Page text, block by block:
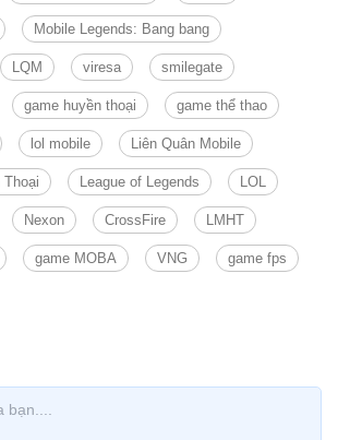
Mobile Legends: Bang bang
LQM viresa smilegate
game huyền thoại game thể thao
lol mobile Liên Quân Mobile
Thoại League of Legends LOL
Nexon CrossFire LMHT
game MOBA VNG game fps